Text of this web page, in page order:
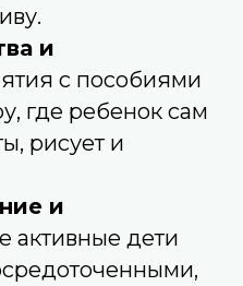
и
с пособиями
где ребенок сам
рисует и
и
активные дети